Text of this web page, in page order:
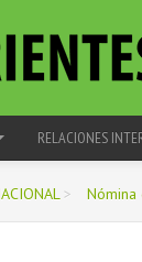
RELACIONES
> Nómina